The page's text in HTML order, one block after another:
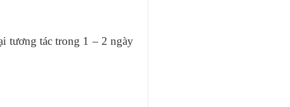
tương tác trong 1 – 2 ngày